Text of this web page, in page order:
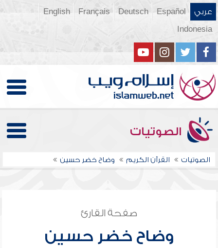
عربي Español
Deutsch
Français
English
Indonesia
الصوتيات
الصوتيات القرآن الكريم وضاح خضر حسين
صفحة القارئ
وضاح خضر حسين